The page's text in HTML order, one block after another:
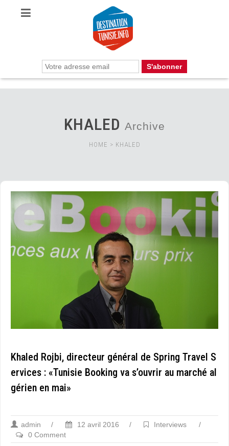
KHALED Archive
HOME > KHALED
Khaled Rojbi, directeur général de Spring Travel S
ervices : «Tunisie Booking va s’ouvrir au marché al
gérien en mai»
admin / 12 avril 2016 / Interviews
/
0 Comment